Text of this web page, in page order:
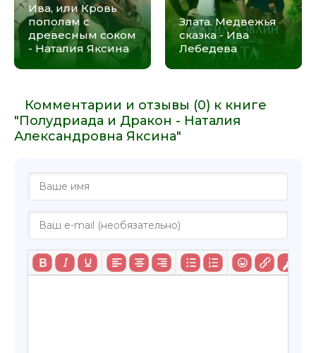
Ива, или Кровь
пополам с
древесным соком
- Наталия Яксина
Злата. Медвежья
сказка - Ива
Лебедева
Комментарии и отзывы (0) к книге
"Полудриада и Дракон - Наталия
Александровна Яксина"